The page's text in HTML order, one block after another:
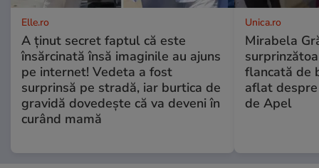
Elle.ro
A ținut secret faptul că este
însărcinată însă imaginile au ajuns
pe internet! Vedeta a fost
surprinsă pe stradă, iar burtica de
gravidă dovedește că va deveni în
curând mamă
Unica.ro
Mirabela
flancată de
aflat
de Apel